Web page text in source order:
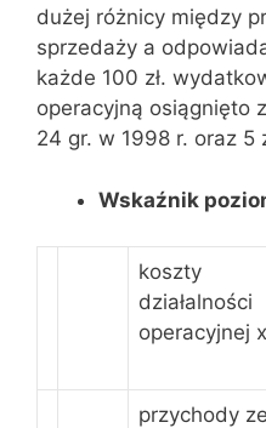
dużej różnicy między
sprzedaży a
każde 100 zł.
operacyjną osiągnięto
24 gr. w 1998 r. oraz 5
Wskaźnik
koszty
działalności
operacyjnej
przychody ze